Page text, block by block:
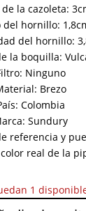
la cazoleta:
del hornillo:
del hornillo:
la boquilla:
Ninguno
Brezo
Colombia
Sundury
referencia y
real de la
1